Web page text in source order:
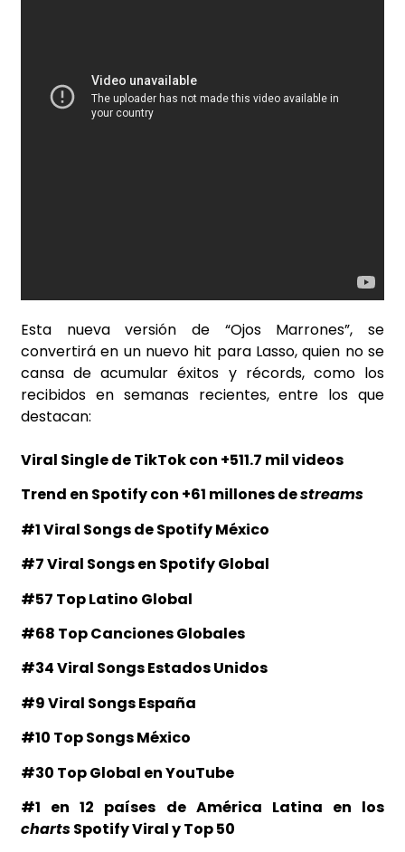
Esta nueva versión de “Ojos Marrones”, se
convertirá en un nuevo hit para Lasso, quien no se
cansa de acumular éxitos y récords, como los
recibidos en semanas recientes, entre los que
destacan:
Viral Single de TikTok con +511.7 mil videos
Trend en Spotify con +61 millones destreams
#1 Viral Songs de Spotify México
#7 Viral Songs en Spotify Global
#57 Top Latino Global
#68 Top Canciones Globales
#34 Viral Songs Estados Unidos
#9 Viral Songs España
#10 Top Songs México
#30 Top Global en YouTube
#1 en 12 países de América Latina en los
chartsSpotify Viral y Top 50